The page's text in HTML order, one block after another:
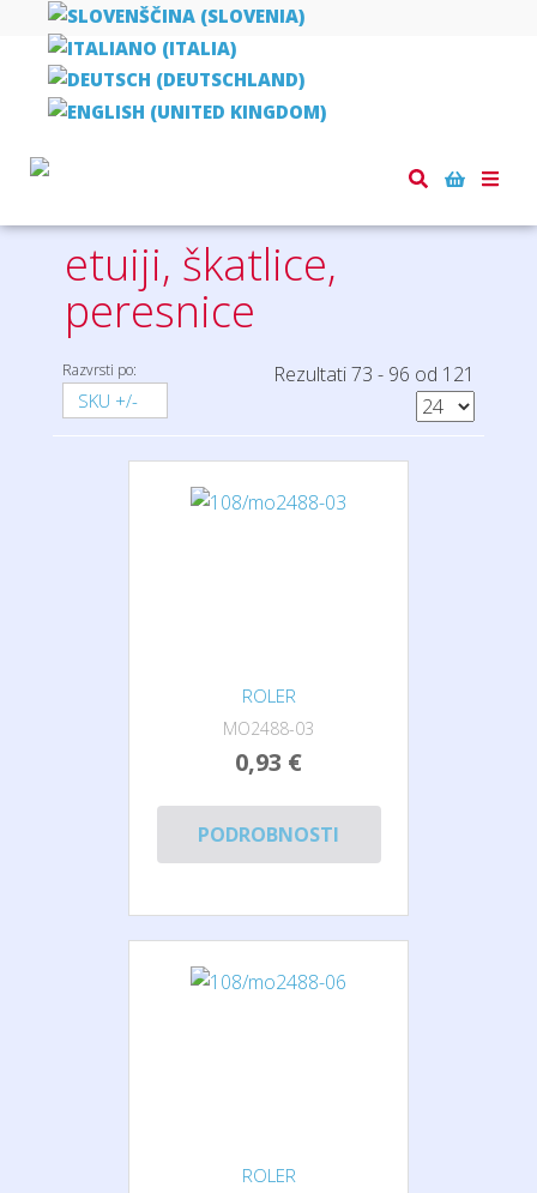
Toggle
Domov
etuiji, škatlice,
peresnice
Razvrsti po:
SKU +/-
Rezultati 73 - 96 od 121
ROLER
MO2488-03
0,93 €
PODROBNOSTI
ROLER